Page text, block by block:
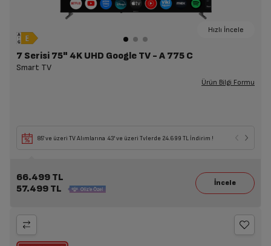
Hızlı İncele
7 Serisi 75" 4K UHD Google TV - A 775 C
Smart TV
Ürün Bilgi Formu
85' ve üzeri TV Alımlarına 43' ve üzeri Tvlerde 24.699 TL İndirim !
66.499 TL
57.499 TL